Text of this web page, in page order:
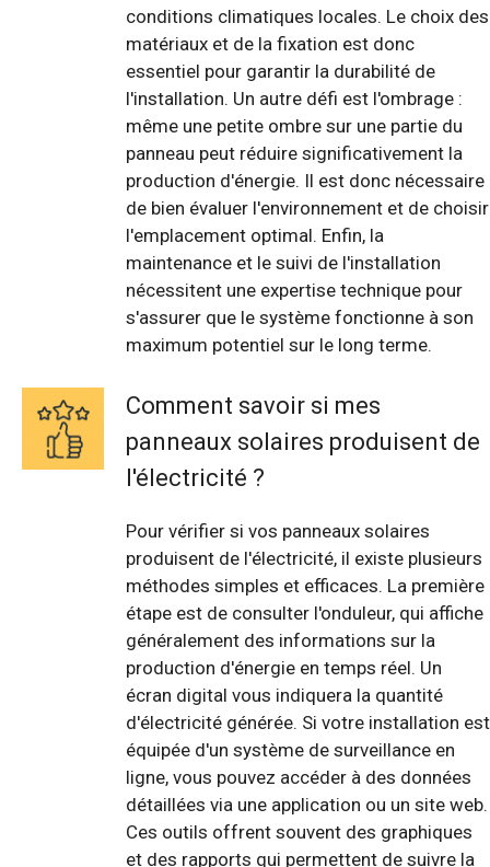
conditions climatiques locales. Le choix des
matériaux et de la fixation est donc
essentiel pour garantir la durabilité de
l'installation. Un autre défi est l'ombrage :
même une petite ombre sur une partie du
panneau peut réduire significativement la
production d'énergie. Il est donc nécessaire
de bien évaluer l'environnement et de choisir
l'emplacement optimal. Enfin, la
maintenance et le suivi de l'installation
nécessitent une expertise technique pour
s'assurer que le système fonctionne à son
maximum potentiel sur le long terme.
Comment savoir si mes
panneaux solaires produisent de
l'électricité ?
Pour vérifier si vos panneaux solaires
produisent de l'électricité, il existe plusieurs
méthodes simples et efficaces. La première
étape est de consulter l'onduleur, qui affiche
généralement des informations sur la
production d'énergie en temps réel. Un
écran digital vous indiquera la quantité
d'électricité générée. Si votre installation est
équipée d'un système de surveillance en
ligne, vous pouvez accéder à des données
détaillées via une application ou un site web.
Ces outils offrent souvent des graphiques
et des rapports qui permettent de suivre la